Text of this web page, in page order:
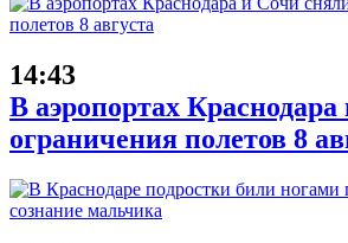
14:43
В аэропортах
ограничения полетов 8